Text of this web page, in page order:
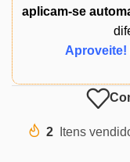
aplicam-se
Aproveite!
2 Itens